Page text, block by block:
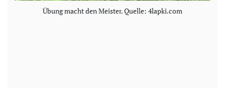
Übung macht den Meister. Quelle: 4lapki.com